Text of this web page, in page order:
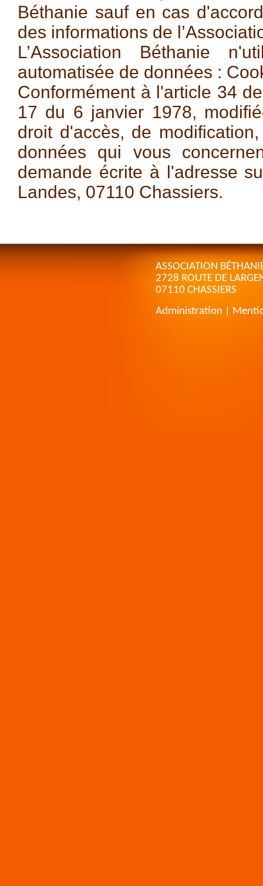
Béthanie sauf en cas
des informations de
L’Association Béthanie
automatisée de données :
Conformément à l'article 34
17 du 6 janvier 1978,
droit d'accès, de
données qui vous
demande écrite à l'adresse
Landes, 07110 Chassiers.
ASSOCIATION
2728 ROUTE DE
07110 CHASSIERS
Administration